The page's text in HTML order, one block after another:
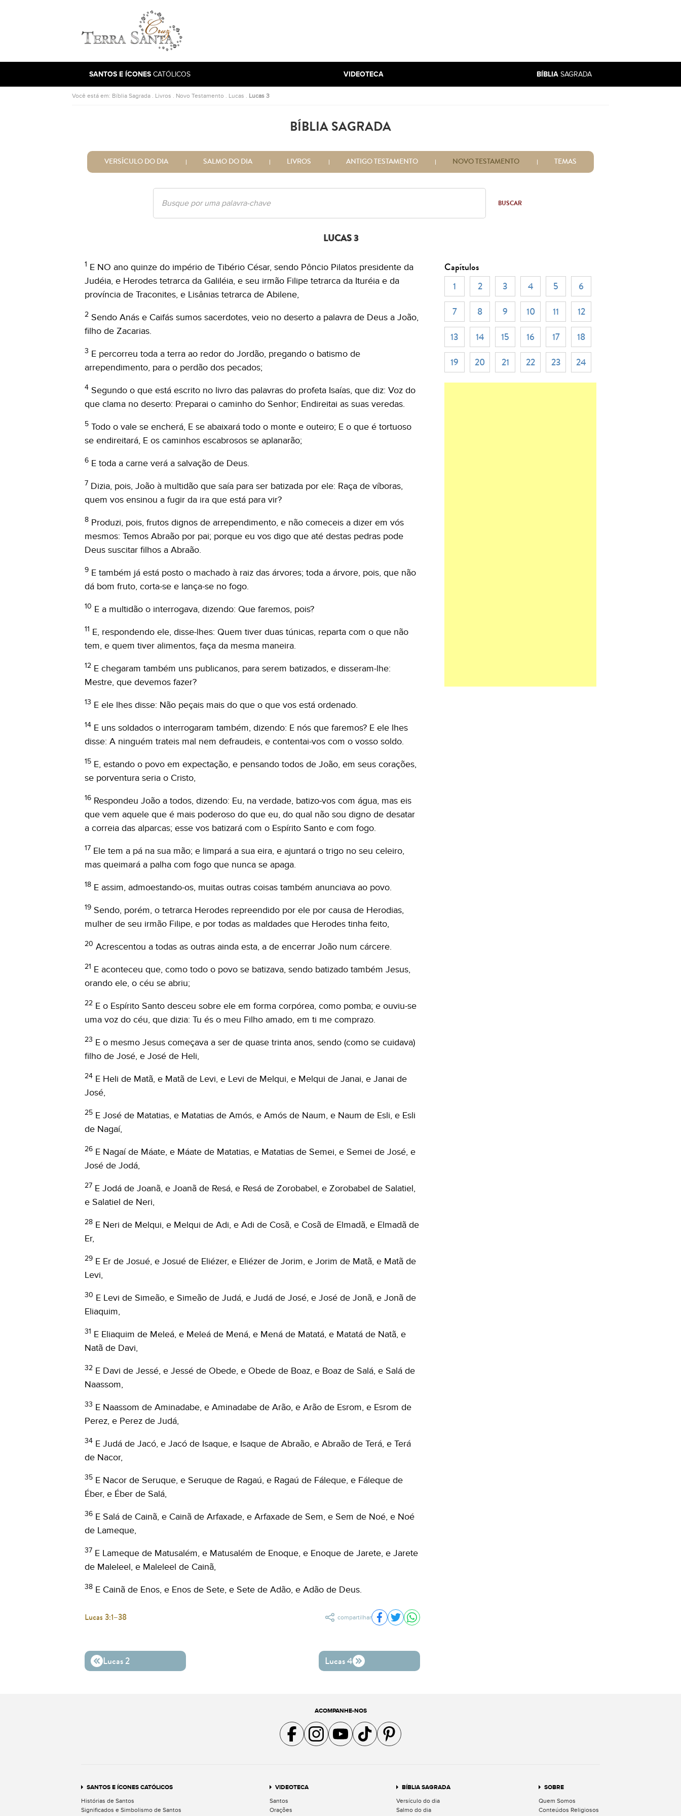
Ir para a página inicial
SANTOS E ÍCONES CATÓLICOS VIDEOTECA BÍBLIA SAGRADA
Você está em: Bíblia Sagrada . Livros . Novo Testamento . Lucas . Lucas 3
BÍBLIA SAGRADA
VERSÍCULO DO DIA SALMO DO DIA LIVROS ANTIGO TESTAMENTO NOVO TESTAMENTO TEMAS
BUSCAR
LUCAS 3
1 E NO ano quinze do império de Tibério César, sendo Pôncio Pilatos presidente da
Judéia, e Herodes tetrarca da Galiléia, e seu irmão Filipe tetrarca da Ituréia e da
província de Traconites, e Lisânias tetrarca de Abilene,
2 Sendo Anás e Caifás sumos sacerdotes, veio no deserto a palavra de Deus a João,
filho de Zacarias.
3 E percorreu toda a terra ao redor do Jordão, pregando o batismo de
arrependimento, para o perdão dos pecados;
4 Segundo o que está escrito no livro das palavras do profeta Isaías, que diz: Voz do
que clama no deserto: Preparai o caminho do Senhor; Endireitai as suas veredas.
5 Todo o vale se encherá, E se abaixará todo o monte e outeiro; E o que é tortuoso
se endireitará, E os caminhos escabrosos se aplanarão;
6 E toda a carne verá a salvação de Deus.
7 Dizia, pois, João à multidão que saía para ser batizada por ele: Raça de víboras,
quem vos ensinou a fugir da ira que está para vir?
8 Produzi, pois, frutos dignos de arrependimento, e não comeceis a dizer em vós
mesmos: Temos Abraão por pai; porque eu vos digo que até destas pedras pode
Deus suscitar filhos a Abraão.
9 E também já está posto o machado à raiz das árvores; toda a árvore, pois, que não
dá bom fruto, corta-se e lança-se no fogo.
10 E a multidão o interrogava, dizendo: Que faremos, pois?
11 E, respondendo ele, disse-lhes: Quem tiver duas túnicas, reparta com o que não
tem, e quem tiver alimentos, faça da mesma maneira.
12 E chegaram também uns publicanos, para serem batizados, e disseram-lhe:
Mestre, que devemos fazer?
13 E ele lhes disse: Não peçais mais do que o que vos está ordenado.
14 E uns soldados o interrogaram também, dizendo: E nós que faremos? E ele lhes
disse: A ninguém trateis mal nem defraudeis, e contentai-vos com o vosso soldo.
15 E, estando o povo em expectação, e pensando todos de João, em seus corações,
se porventura seria o Cristo,
16 Respondeu João a todos, dizendo: Eu, na verdade, batizo-vos com água, mas eis
que vem aquele que é mais poderoso do que eu, do qual não sou digno de desatar
a correia das alparcas; esse vos batizará com o Espírito Santo e com fogo.
17 Ele tem a pá na sua mão; e limpará a sua eira, e ajuntará o trigo no seu celeiro,
mas queimará a palha com fogo que nunca se apaga.
18 E assim, admoestando-os, muitas outras coisas também anunciava ao povo.
19 Sendo, porém, o tetrarca Herodes repreendido por ele por causa de Herodias,
mulher de seu irmão Filipe, e por todas as maldades que Herodes tinha feito,
20 Acrescentou a todas as outras ainda esta, a de encerrar João num cárcere.
21 E aconteceu que, como todo o povo se batizava, sendo batizado também Jesus,
orando ele, o céu se abriu;
22 E o Espírito Santo desceu sobre ele em forma corpórea, como pomba; e ouviu-se
uma voz do céu, que dizia: Tu és o meu Filho amado, em ti me comprazo.
23 E o mesmo Jesus começava a ser de quase trinta anos, sendo (como se cuidava)
filho de José, e José de Heli,
24 E Heli de Matã, e Matã de Levi, e Levi de Melqui, e Melqui de Janai, e Janai de
José,
25 E José de Matatias, e Matatias de Amós, e Amós de Naum, e Naum de Esli, e Esli
de Nagaí,
26 E Nagaí de Máate, e Máate de Matatias, e Matatias de Semei, e Semei de José, e
José de Jodá,
27 E Jodá de Joanã, e Joanã de Resá, e Resá de Zorobabel, e Zorobabel de Salatiel,
e Salatiel de Neri,
28 E Neri de Melqui, e Melqui de Adi, e Adi de Cosã, e Cosã de Elmadã, e Elmadã de
Er,
29 E Er de Josué, e Josué de Eliézer, e Eliézer de Jorim, e Jorim de Matã, e Matã de
Levi,
30 E Levi de Simeão, e Simeão de Judá, e Judá de José, e José de Jonã, e Jonã de
Eliaquim,
31 E Eliaquim de Meleá, e Meleá de Mená, e Mená de Matatá, e Matatá de Natã, e
Natã de Davi,
32 E Davi de Jessé, e Jessé de Obede, e Obede de Boaz, e Boaz de Salá, e Salá de
Naassom,
33 E Naassom de Aminadabe, e Aminadabe de Arão, e Arão de Esrom, e Esrom de
Perez, e Perez de Judá,
34 E Judá de Jacó, e Jacó de Isaque, e Isaque de Abraão, e Abraão de Terá, e Terá
de Nacor,
35 E Nacor de Seruque, e Seruque de Ragaú, e Ragaú de Fáleque, e Fáleque de
Éber, e Éber de Salá,
36 E Salá de Cainã, e Cainã de Arfaxade, e Arfaxade de Sem, e Sem de Noé, e Noé
de Lameque,
37 E Lameque de Matusalém, e Matusalém de Enoque, e Enoque de Jarete, e Jarete
de Maleleel, e Maleleel de Cainã,
38 E Cainã de Enos, e Enos de Sete, e Sete de Adão, e Adão de Deus.
Lucas 3:1–38 compartilhar Compartilhar no Facebook
Compartilhar no Twitter
Compartilhar no WhatsApp
Lucas 2 Lucas 4
Capítulos
1
2 3 4 5
6
7
8 9 10 11
12
13
14 15 16 17
18
19
20 21 22 23 24
ACOMPANHE-NOS
Acompanhe a gente no Facebook
Acompanhe a gente no Instagram
Acompanhe a gente no YouTube
Acompanhe a gente no TikTok
Acompanhe a gente no Pinterest
SANTOS E ÍCONES CATÓLICOS
Histórias de Santos
Significados e Simbolismo de Santos
VIDEOTECA
Santos
Orações
BÍBLIA SAGRADA
Versículo do dia
Salmo do dia
SOBRE
Quem Somos
Conteúdos Religiosos